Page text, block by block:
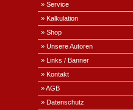
» Service
» Kalkulation
» Shop
» Unsere Autoren
» Links / Banner
» Kontakt
» AGB
» Datenschutz